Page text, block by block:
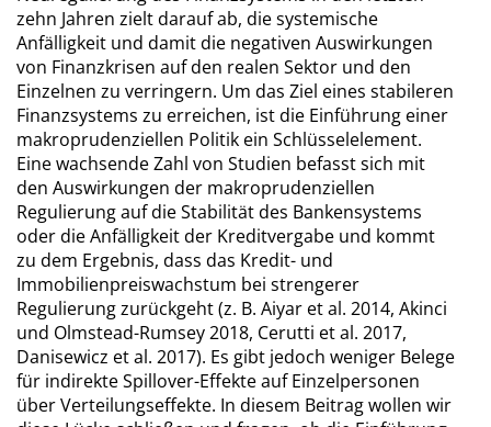
zehn Jahren zielt darauf ab, die systemische
Anfälligkeit und damit die negativen Auswirkungen
von Finanzkrisen auf den realen Sektor und den
Einzelnen zu verringern. Um das Ziel eines stabileren
Finanzsystems zu erreichen, ist die Einführung einer
makroprudenziellen Politik ein Schlüsselelement.
Eine wachsende Zahl von Studien befasst sich mit
den Auswirkungen der makroprudenziellen
Regulierung auf die Stabilität des Bankensystems
oder die Anfälligkeit der Kreditvergabe und kommt
zu dem Ergebnis, dass das Kredit- und
Immobilienpreiswachstum bei strengerer
Regulierung zurückgeht (z. B. Aiyar et al. 2014, Akinci
und Olmstead-Rumsey 2018, Cerutti et al. 2017,
Danisewicz et al. 2017). Es gibt jedoch weniger Belege
für indirekte Spillover-Effekte auf Einzelpersonen
über Verteilungseffekte. In diesem Beitrag wollen wir